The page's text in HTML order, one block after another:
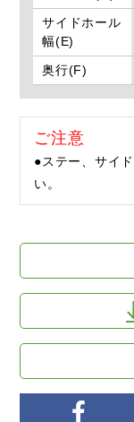
サイドホール
幅(E)
奥行(F)
ご注意
●ステー、サイ
い。